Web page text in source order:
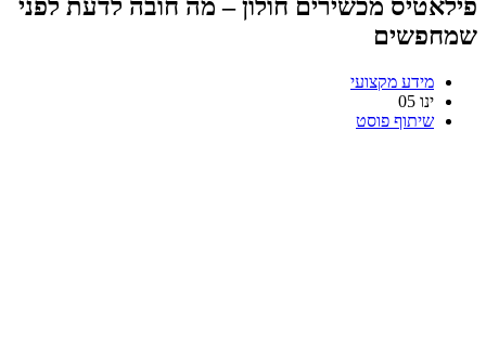
פילאטיס מכשירים חולון – מה חובה לדעת לפני
שמחפשים
מידע מקצועי
ינו 05
שיתוף פוסט